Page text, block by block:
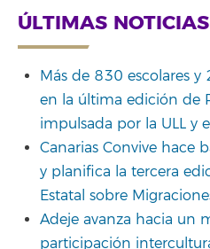
ÚLTIMAS NOTICIAS
Más de 830 escolares
en la última edición de
impulsada por la ULL y
Canarias Convive hace
y planifica la tercera
Estatal sobre
Adeje avanza hacia un
participación